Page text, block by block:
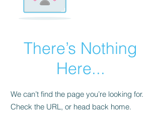
There’s Nothing
Here...
We can’t find the page you’re looking for.
Check the URL, or head back home.